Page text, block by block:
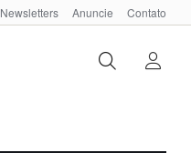
Newsletters Anuncie Contato